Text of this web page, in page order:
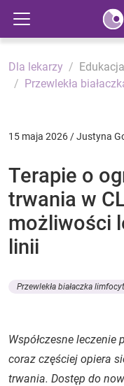
Dla lekarzy
Edukacja
Przewlekła
15 maja 2026 / Justyna
Terapie o
trwania w
możliwości
linii
Przewlekła białaczka
Współczesne leczenie
coraz częściej opiera
trwania. Dostęp do